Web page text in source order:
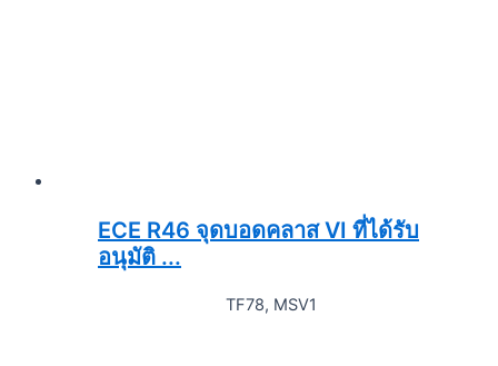
ECE R46 จุดบอดคลาส VI ที่ได้รับ
อนุมัติ ...
TF78, MSV1